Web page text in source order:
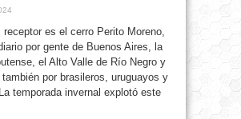
receptor es el cerro Perito Moreno,
por gente de Buenos Aires, la
el Alto Valle de Río Negro y
también por brasileros, uruguayos y
temporada invernal explotó este